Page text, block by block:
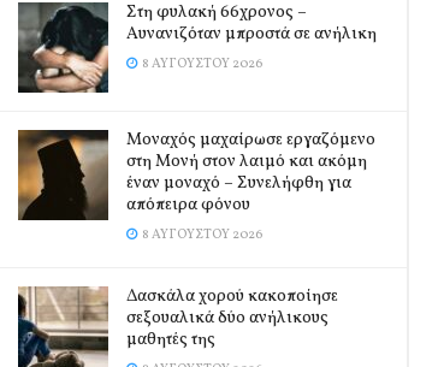
Στη φυλακή 66χρονος –
Αυνανιζόταν μπροστά σε ανήλικη
8 ΑΥΓΟΎΣΤΟΥ 2026
Μοναχός μαχαίρωσε εργαζόμενο
στη Μονή στον λαιμό και ακόμη
έναν μοναχό – Συνελήφθη για
απόπειρα φόνου
8 ΑΥΓΟΎΣΤΟΥ 2026
Δασκάλα χορού κακοποίησε
σεξουαλικά δύο ανήλικους
μαθητές της